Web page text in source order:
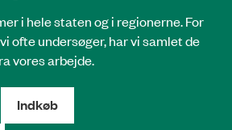
i hele staten og i regionerne. For
ofte undersøger, har vi samlet de
vores arbejde.
Indkøb